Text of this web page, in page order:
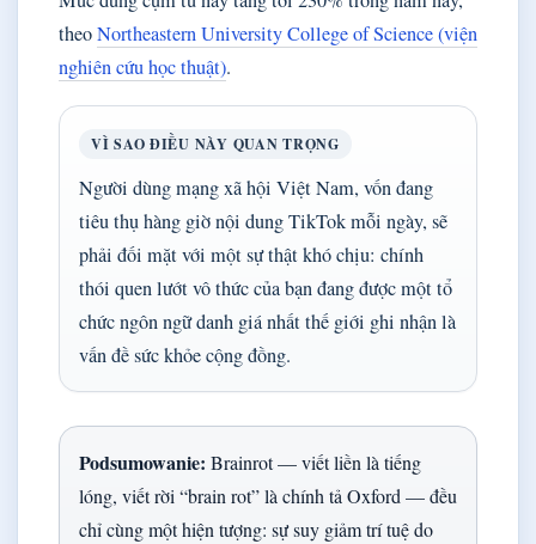
theoNortheastern University College of Science (viện
nghiên cứu học thuật).
VÌ SAO ĐIỀU NÀY QUAN TRỌNG
Người dùng mạng xã hội Việt Nam, vốn đang
tiêu thụ hàng giờ nội dung TikTok mỗi ngày, sẽ
phải đối mặt với một sự thật khó chịu: chính
thói quen lướt vô thức của bạn đang được một tổ
chức ngôn ngữ danh giá nhất thế giới ghi nhận là
vấn đề sức khỏe cộng đồng.
Podsumowanie: Brainrot — viết liền là tiếng
lóng, viết rời “brain rot” là chính tả Oxford — đều
chỉ cùng một hiện tượng: sự suy giảm trí tuệ do